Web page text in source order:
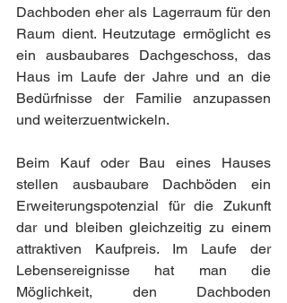
Dachboden eher als Lagerraum für den
Raum dient. Heutzutage ermöglicht es
ein ausbaubares Dachgeschoss, das
Haus im Laufe der Jahre und an die
Bedürfnisse der Familie anzupassen
und weiterzuentwickeln.
Beim Kauf oder Bau eines Hauses
stellen ausbaubare Dachböden ein
Erweiterungspotenzial für die Zukunft
dar und bleiben gleichzeitig zu einem
attraktiven Kaufpreis. Im Laufe der
Lebensereignisse hat man die
Möglichkeit, den Dachboden